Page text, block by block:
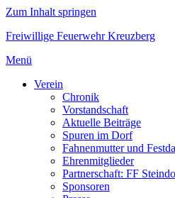
Zum Inhalt springen
Freiwillige Feuerwehr Kreuzberg
Menü
Verein
Chronik
Vorstandschaft
Aktuelle Beiträge
Spuren im Dorf
Fahnenmutter und
Ehrenmitglieder
Partnerschaft: FF
Sponsoren